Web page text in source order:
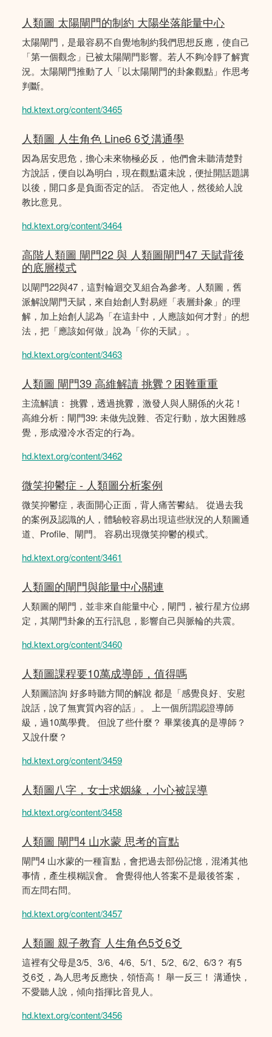
人類圖 太陽閘門的制約 大陽坐落能量中心
太陽閘門，是最容易不自覺地制約我們思想反應，使自己
「第一個觀念」已被太陽閘門影響。若人不夠冷靜了解實
況。太陽閘門推動了人「以太陽閘門的卦象觀點」作思考
判斷。
hd.ktext.org/content/3465
人類圖 人生角色 Line6 6爻溝通學
因為居安思危，擔心未來物極必反， 他們會未聽清楚對
方說話，便自以為明白，現在觀點還未說，便扯開話題講
以後，開口多是負面否定的話。 否定他人，然後給人說
教比意見。
hd.ktext.org/content/3464
高階人類圖 閘門22 與 人類圖閘門47 天賦背後
的底層模式
以閘門22與47，這對輪迴交叉組合為參考。人類圖，舊
派解說閘門天賦，來自始創人對易經「表層卦象」的理
解，加上始創人認為「在這卦中，人應該如何才對」的想
法，把「應該如何做」說為「你的天賦」。
hd.ktext.org/content/3463
人類圖 閘門39 高維解讀 挑釁？困難重重
主流解讀： 挑釁，透過挑釁，激發人與人關係的火花！
高維分析：閘門39: 未做先說難、否定行動，放大困難感
覺，形成潑冷水否定的行為。
hd.ktext.org/content/3462
微笑抑鬱症 - 人類圖分析案例
微笑抑鬱症，表面開心正面，背人痛苦鬰結。 從過去我
的案例及認識的人，體驗較容易出現這些狀況的人類圖通
道、Profile、閘門。 容易出現微笑抑鬱的模式。
hd.ktext.org/content/3461
人類圖的閘門與能量中心關連
人類圖的閘門，並非來自能量中心，閘門，被行星方位綁
定，其閘門卦象的五行訊息，影響自己與脈輪的共震。
hd.ktext.org/content/3460
人類圖課程要10萬成導師，值得嗎
人類圖諮詢 好多時聽方間的解說 都是「感覺良好、安慰
說話，說了無實質內容的話」。 上一個所謂認證導師
級，過10萬學費。 但說了些什麼？ 畢業後真的是導師？
又說什麼？
hd.ktext.org/content/3459
人類圖八字，女士求姻緣，小心被誤導
hd.ktext.org/content/3458
人類圖 閘門4 山水蒙 思考的盲點
閘門4 山水蒙的一種盲點，會把過去部份記憶，混淆其他
事情，產生模糊誤會。 會覺得他人答案不是最後答案，
而左問右問。
hd.ktext.org/content/3457
人類圖 親子教育 人生角色5爻6爻
這裡有父母是3/5、3/6、4/6、5/1、5/2、6/2、6/3？ 有5
爻6爻，為人思考反應快，領悟高！ 舉一反三！ 溝通快，
不愛聽人說，傾向指揮比音見人。
hd.ktext.org/content/3456